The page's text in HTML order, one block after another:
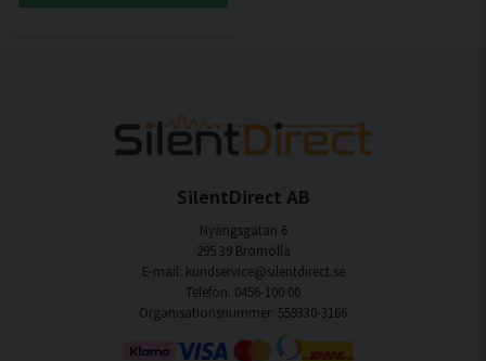
SilentDirect AB
Nyängsgatan 6
295 39 Bromölla
E-mail: kundservice@silentdirect.se
Telefon: 0456-100 00
Organisationsnummer: 559330-3166